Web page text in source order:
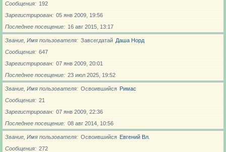
Сообщения
192
Зарегистрирован
05 янв 2009, 19:56
Последнее посещение
16 авг 2015, 13:17
Звание, Имя пользователя Завсегдатай Даша Норд
Сообщения
647
Зарегистрирован
07 янв 2009, 20:01
Последнее посещение
23 июл 2025, 19:52
Звание, Имя пользователя Освоившийся Римас
Сообщения
21
Зарегистрирован
07 янв 2009, 22:36
Последнее посещение
08 авг 2014, 10:56
Звание, Имя пользователя Освоившийся Евгений Вл.
Сообщения
272